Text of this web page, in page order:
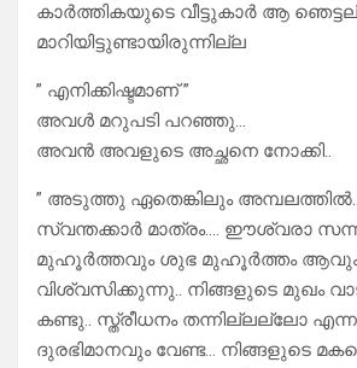
കാർത്തികയുടെ വീട്ടുകാർ ആ
മാറിയിട്ടുണ്ടായിരുന്നില്ല
” എനിക്കിഷ്ടമാണ് ”
അവൾ മറുപടി പറഞ്ഞു…
അവൻ അവളുടെ അച്ഛനെ നോക്കി..
” അടുത്തു ഏതെങ്കിലും അമ്പലത്തിൽ..
സ്വന്തക്കാർ മാത്രം…. ഈശ്വരാ
മുഹൂർത്തവും ശുഭ മുഹൂർത്തം
വിശ്വസിക്കുന്നു.. നിങ്ങളുടെ മുഖം
കണ്ടു.. സ്ത്രീധനം തന്നില്ലല്ലോ
ദുരഭിമാനവും വേണ്ട… നിങ്ങളുടെ